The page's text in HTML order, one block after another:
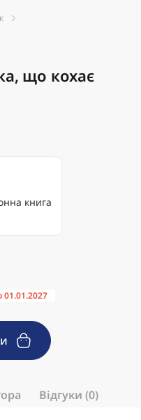
що кохає
книга
01.01.2027
Відгуки (0)